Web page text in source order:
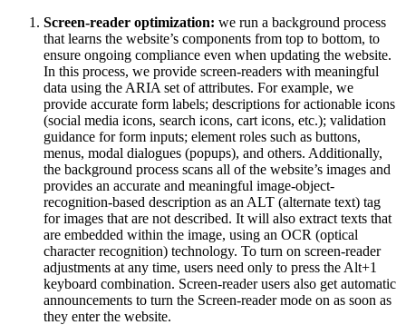
Screen-reader optimization: we run a background process
that learns the website’s components from top to bottom, to
ensure ongoing compliance even when updating the website.
In this process, we provide screen-readers with meaningful
data using the ARIA set of attributes. For example, we
provide accurate form labels; descriptions for actionable icons
(social media icons, search icons, cart icons, etc.); validation
guidance for form inputs; element roles such as buttons,
menus, modal dialogues (popups), and others. Additionally,
the background process scans all of the website’s images and
provides an accurate and meaningful image-object-
recognition-based description as an ALT (alternate text) tag
for images that are not described. It will also extract texts that
are embedded within the image, using an OCR (optical
character recognition) technology. To turn on screen-reader
adjustments at any time, users need only to press the Alt+1
keyboard combination. Screen-reader users also get automatic
announcements to turn the Screen-reader mode on as soon as
they enter the website.